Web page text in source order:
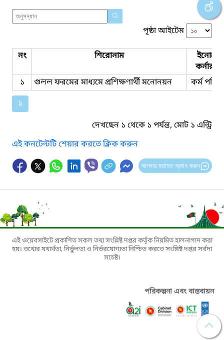
পৃষ্ঠা আইটেম
নং শিরোনাম
কর্নার
১
গুলল ফরমের মাধ্যমে প্রশিক্ষণার্থী মনোনয়ন
কর্ম
১
দেখছেন ১ থেকে ১ পর্যন্ত, মোট ১ এন্ট্রি
এই কনটেন্টটি শেয়ার করতে ক্লিক করুন
আপনার মতামত প্রদান করুন
এই ওয়েবসাইটে প্রকাশিত সকল তথ্য সংশ্লিষ্ট দপ্তর কর্তৃক নিয়মিত হালনাগাদ করা
হয়। তথ্যের যথার্থতা, নির্ভুলতা ও নির্ভরযোগ্যতা নিশ্চিত করতে সংশ্লিষ্ট দপ্তর সর্বদা
সচেষ্ট।
পরিকল্পনা এবং বাস্তবায়ন